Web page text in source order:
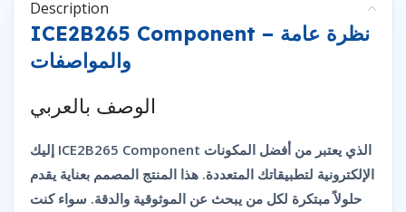
Description
ICE2B265 Component – نظرة عامة
والمواصفات
الوصف بالعربي
ICE2B265 Component
الإلكترونية لتطبيقاتك المتعددة. هذا المنتج المصمم بعناية يقدم
حلولاً مبتكرة لكل من يبحث عن الموثوقية والدقة. سواء كنت